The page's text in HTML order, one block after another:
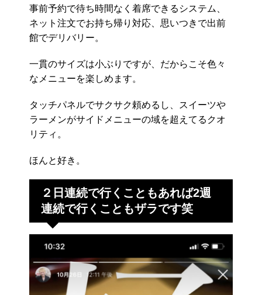
事前予約で待ち時間なく着席できるシステム、
ネット注文でお持ち帰り対応、思いつきで出前
館でデリバリー。
一貫のサイズは小ぶりですが、だからこそ色々
なメニューを楽しめます。
タッチパネルでサクサク頼めるし、スイーツや
ラーメンがサイドメニューの域を超えてるクオ
リティ。
ほんと好き。
２日連続で行くこともあれば2週
連続で行くこともザラです笑